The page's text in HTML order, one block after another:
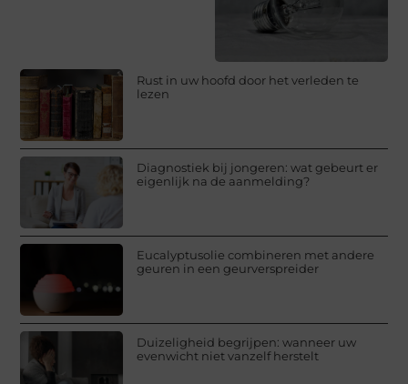
Rust in uw hoofd door het verleden te
lezen
Diagnostiek bij jongeren: wat gebeurt er
eigenlijk na de aanmelding?
Eucalyptusolie combineren met andere
geuren in een geurverspreider
Duizeligheid begrijpen: wanneer uw
evenwicht niet vanzelf herstelt